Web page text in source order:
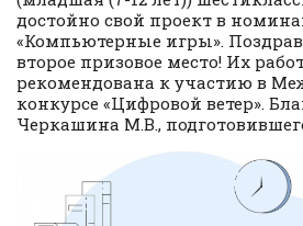
достойно свой проект в
«Компьютерные игры».
второе призовое место! Их
рекомендована к участию в
конкурсе «Цифровой ветер».
Черкашина М.В.,